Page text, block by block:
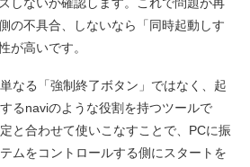
しないか確認します。これで問題が再
の不具合、しないなら「同時起動しす
が高いです。
なる「強制終了ボタン」ではなく、起
るnaviのような役割を持つツールで
と合わせて使いこなすことで、PCに振
ムをコントロールする側にスタートを